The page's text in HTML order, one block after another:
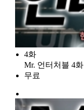
4화
Mr. 언터처블 4화
무료